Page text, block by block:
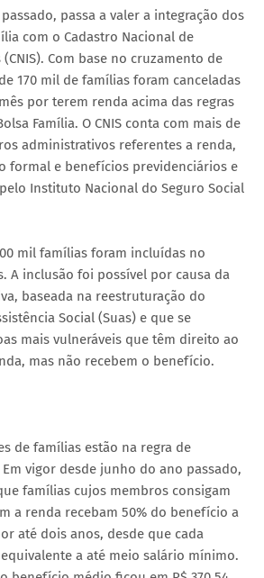
passa a valer a integração dos
com o Cadastro Nacional de
Com base no cruzamento de
170 mil de famílias foram canceladas
por terem renda acima das regras
Família. O CNIS conta com mais de
administrativos referentes a renda,
formal e benefícios previdenciários e
Instituto Nacional do Seguro Social
mil famílias foram incluídas no
A inclusão foi possível por causa da
baseada na reestruturação do
Social (Suas) e que se
mais vulneráveis que têm direito ao
mas não recebem o benefício.
de famílias estão na regra de
vigor desde junho do ano passado,
famílias cujos membros consigam
a renda recebam 50% do benefício a
até dois anos, desde que cada
a até meio salário mínimo.